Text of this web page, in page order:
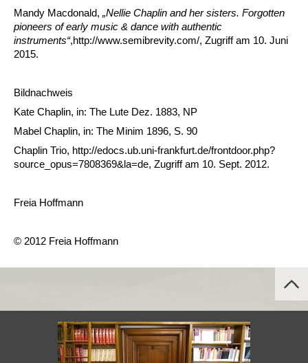
Mandy Macdonald, „Nellie Chaplin and her sisters. Forgotten
pioneers of early music & dance with authentic
instruments“,http://www.semibrevity.com/, Zugriff am 10. Juni
2015.
Bildnachweis
Kate Chaplin, in: The Lute Dez. 1883, NP
Mabel Chaplin, in: The Minim 1896, S. 90
Chaplin Trio, http://edocs.ub.uni-frankfurt.de/frontdoor.php?
source_opus=7808369&la=de, Zugriff am 10. Sept. 2012.
Freia Hoffmann
© 2012 Freia Hoffmann